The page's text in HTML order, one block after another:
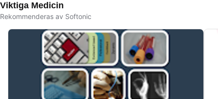
Viktiga Medicin
Rekommenderas av Softonic